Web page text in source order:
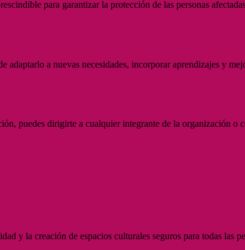
para garantizar la protección de las personas
a nuevas necesidades, incorporar aprendizajes y
puedes dirigirte a cualquier integrante de la organización o
y la creación de espacios culturales seguros para todas las